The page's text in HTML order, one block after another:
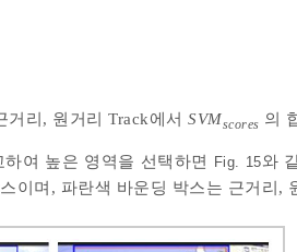
거리, 원거리 Track에서 SVMscores 의
하여 높은 영역을 선택하면 Fig. 15와
이며, 파란색 바운딩 박스는 근거리,